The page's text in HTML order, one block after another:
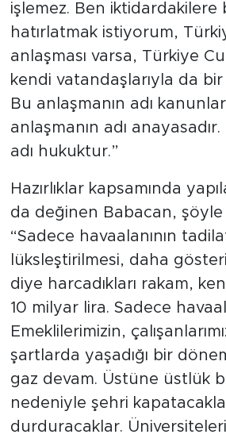
işlemez. Ben iktidardakilere
hatırlatmak istiyorum,
anlaşması varsa, Türkiye
kendi vatandaşlarıyla da bir
Bu anlaşmanın adı
anlaşmanın adı
adı hukuktur.”
Hazırlıklar kapsamında
da değinen Babacan,
“Sadece havaalanının
lüksleştirilmesi, daha
diye harcadıkları rakam,
10 milyar lira. Sadece
Emeklilerimizin,
şartlarda yaşadığı bir
gaz devam. Üstüne üstlük
nedeniyle şehri
durduracaklar.